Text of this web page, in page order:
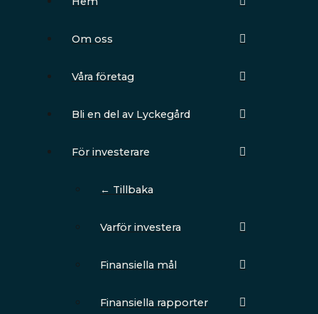
Om oss
Våra företag
Bli en del av Lyckegård
För investerare
← Tillbaka
Varför investera
Finansiella mål
Finansiella rapporter